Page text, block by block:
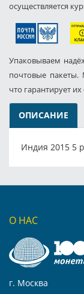
осуществляется
Упаковываем
почтовые пакеты.
что гарантирует
ОПИСАНИЕ
Индия 2015 5
О НАС
г. Москва